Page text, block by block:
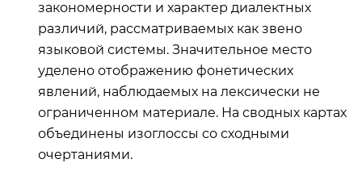
закономерности и характер диалектных
различий, рассматриваемых как звено
языковой системы. Значительное место
уделено отображению фонетических
явлений, наблюдаемых на лексически не
ограниченном материале. На сводных картах
объединены изоглоссы со сходными
очертаниями.